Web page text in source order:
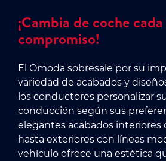
¡Cambia de coche
compromiso!
El Omoda sobresale por su
variedad de acabados y
los conductores personalizar
conducción según sus
elegantes acabados interiores
hasta exteriores con líneas
vehículo ofrece una estética